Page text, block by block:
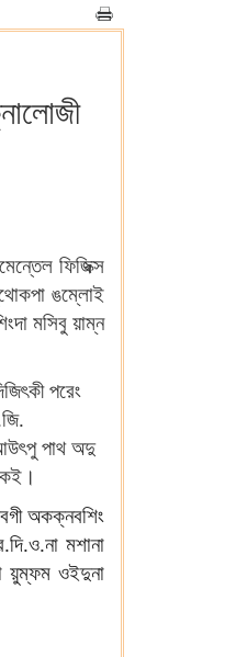
ফিজিক্স
ঙম্লোই
মসিবু য়াম্ন
পরেং
পাথ অদু
অকক্নবশিং
মশানা
য়ুম্ফম ওইদুনা